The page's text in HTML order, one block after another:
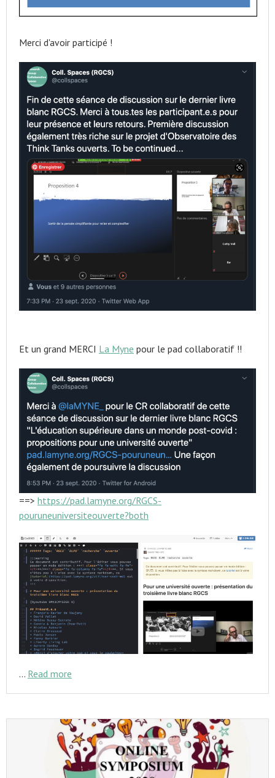
Merci d'avoir participé !
Et un grand MERCI La Myne pour le pad collaboratif !!
==> https://pad.lamyne.org/RGCS-
pouruneuniversiteouverte?both
… Read more